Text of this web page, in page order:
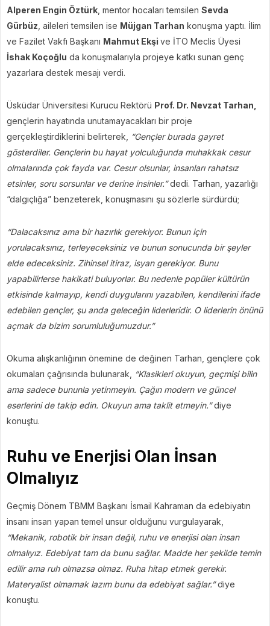
Alperen Engin Öztürk , mentor hocaları temsilen Sevda
Gürbüz , aileleri temsilen ise Müjgan Tarhan konuşma yaptı. İlim
ve Fazilet Vakfı Başkanı Mahmut Ekşi ve İTO Meclis Üyesi
İshak Koçoğlu da konuşmalarıyla projeye katkı sunan genç
yazarlara destek mesajı verdi.
Üsküdar Üniversitesi Kurucu Rektörü Prof. Dr. Nevzat Tarhan,
gençlerin hayatında unutamayacakları bir proje
gerçekleştirdiklerini belirterek,
“Gençler burada gayret
gösterdiler. Gençlerin bu hayat yolculuğunda muhakkak cesur
olmalarında çok fayda var. Cesur olsunlar, insanları rahatsız
etsinler, soru sorsunlar ve derine insinler.”dedi. Tarhan, yazarlığı
“dalgıçlığa” benzeterek, konuşmasını şu sözlerle sürdürdü;
“Dalacaksınız ama bir hazırlık gerekiyor. Bunun için
yorulacaksınız, terleyeceksiniz ve bunun sonucunda bir şeyler
elde edeceksiniz. Zihinsel itiraz, isyan gerekiyor. Bunu
yapabilirlerse hakikati buluyorlar. Bu nedenle popüler kültürün
etkisinde kalmayıp, kendi duygularını yazabilen, kendilerini ifade
edebilen gençler, şu anda geleceğin liderleridir. O liderlerin önünü
açmak da bizim sorumluluğumuzdur.”
Okuma alışkanlığının önemine de değinen Tarhan, gençlere çok
okumaları çağrısında bulunarak,
“Klasikleri okuyun, geçmişi bilin
ama sadece bununla yetinmeyin. Çağın modern ve güncel
eserlerini de takip edin. Okuyun ama taklit etmeyin.”diye
konuştu.
Ruhu ve Enerjisi Olan İnsan
Olmalıyız
Geçmiş Dönem TBMM Başkanı İsmail Kahraman da edebiyatın
insanı insan yapan temel unsur olduğunu vurgulayarak,
“Mekanik, robotik bir insan değil, ruhu ve enerjisi olan insan
olmalıyız. Edebiyat tam da bunu sağlar. Madde her şekilde temin
edilir ama ruh olmazsa olmaz. Ruha hitap etmek gerekir.
Materyalist olmamak lazım bunu da edebiyat sağlar.”diye
konuştu.